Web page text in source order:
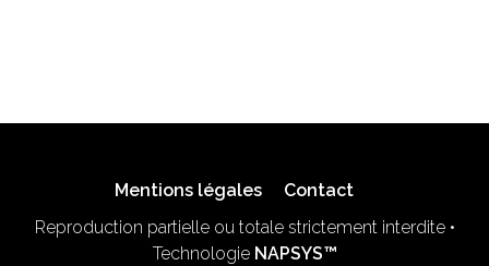
Mentions légales
Contact
Reproduction partielle ou totale strictement interdite •
Technologie NAPSYS™